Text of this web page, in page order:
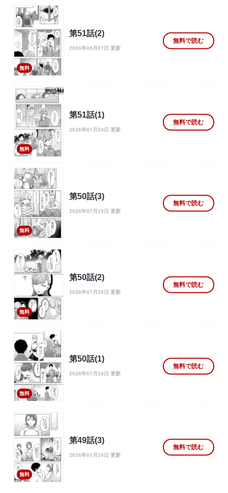
無料
第51話(2)
2026年08月07日 更新
無料で読む
無料
第51話(1)
2026年07月24日 更新
無料で読む
無料
第50話(3)
2026年07月10日 更新
無料で読む
無料
第50話(2)
2026年07月10日 更新
無料で読む
無料
第50話(1)
2026年07月10日 更新
無料で読む
無料
第49話(3)
2026年07月10日 更新
無料で読む